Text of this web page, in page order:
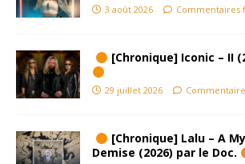
3 août 2026 Commentaires
[Chronique] Iconic – II
29 juillet 2026
[Chronique] Lalu – A
Demise (2026) par le Doc.